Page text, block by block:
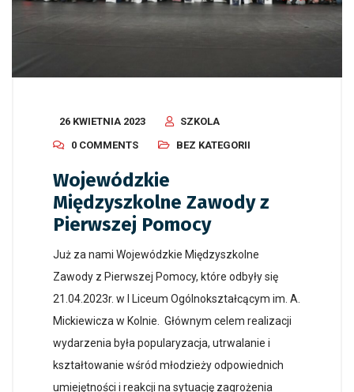
26 KWIETNIA 2023
SZKOLA
0 COMMENTS
BEZ KATEGORII
Wojewódzkie
Międzyszkolne Zawody z
Pierwszej Pomocy
Już za nami Wojewódzkie Międzyszkolne
Zawody z Pierwszej Pomocy, które odbyły się
21.04.2023r. w I Liceum Ogólnokształcącym im. A.
Mickiewicza w Kolnie. Głównym celem realizacji
wydarzenia była popularyzacja, utrwalanie i
kształtowanie wśród młodzieży odpowiednich
umiejętności i reakcji na sytuację zagrożenia